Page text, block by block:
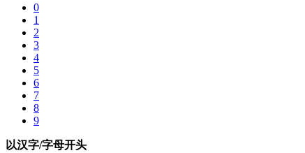
0
1
2
3
4
5
6
7
8
9
以汉字/字母开头